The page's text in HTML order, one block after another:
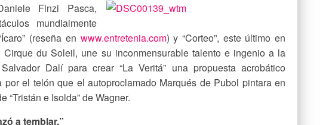
Finzi Pasca,
mundialmente
(reseña en www.entretenia.com) y “Corteo”, este último en
Cirque du Soleil, une su inconmensurable talento e ingenio a la
Dalí para crear “La Veritá” una propuesta acrobático
por el telón que el autoproclamado Marqués de Pubol pintara en
“Tristán e Isolda” de Wagner.
a temblar.”